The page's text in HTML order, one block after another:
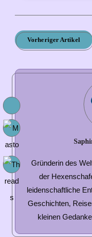
Vorheriger Artikel
Gründerin des
der
leidenschaftliche
Geschichten,
kleinen